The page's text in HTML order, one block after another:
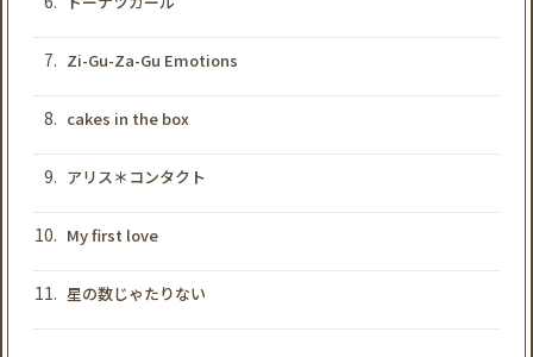
7. Zi-Gu-Za-Gu Emotions
8. cakes in the box
9. アリス＊コンタクト
10. My first love
11. 星の数じゃたりない